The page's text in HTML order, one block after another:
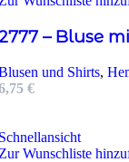
– Bluse
und Shirts,
€
Wunschliste